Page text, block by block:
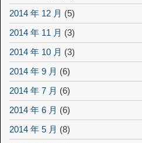
2014 年 12 月 (5)
2014 年 11 月 (3)
2014 年 10 月 (3)
2014 年 9 月 (6)
2014 年 7 月 (6)
2014 年 6 月 (6)
2014 年 5 月 (8)